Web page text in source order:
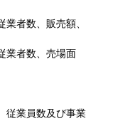
者数、販売額、
業者数、売場面
従業員数及び事業